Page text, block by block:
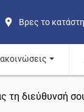
Βρες το
τη διεύθυνσή